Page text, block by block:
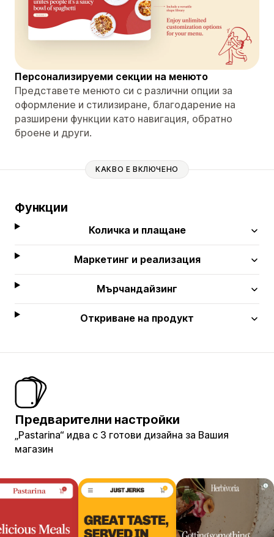
Персонализируеми секции на менюто
Представете менюто си с различни опции за
оформление и стилизиране, благодарение на
разширени функции като навигация, обратно
броене и други.
КАКВО Е ВКЛЮЧЕНО
Функции
Количка и плащане
Маркетинг и реализация
Мърчандайзинг
Откриване на продукт
Предварителни настройки
„Pastarina“ идва с 3 готови дизайна за Вашия
магазин